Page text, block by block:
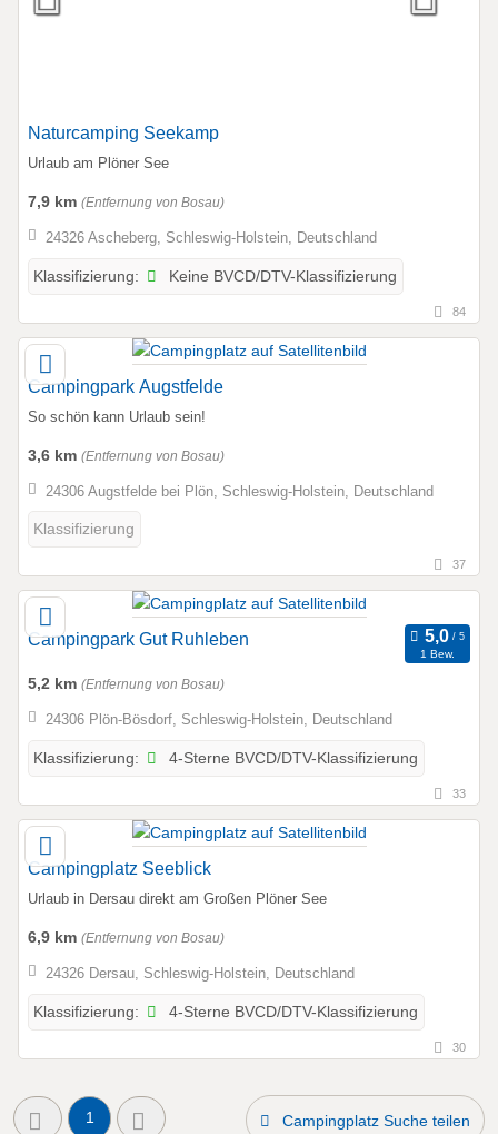
Naturcamping Seekamp
Urlaub am Plöner See
7,9 km (Entfernung von Bosau)
24326 Ascheberg, Schleswig-Holstein, Deutschland
Klassifizierung: Keine BVCD/DTV-Klassifizierung
84
Campingpark Augstfelde
So schön kann Urlaub sein!
3,6 km (Entfernung von Bosau)
24306 Augstfelde bei Plön, Schleswig-Holstein, Deutschland
Klassifizierung
37
Campingpark Gut Ruhleben
1 Bew.
5,2 km (Entfernung von Bosau)
24306 Plön-Bösdorf, Schleswig-Holstein, Deutschland
Klassifizierung: 4-Sterne BVCD/DTV-Klassifizierung
33
Campingplatz Seeblick
Urlaub in Dersau direkt am Großen Plöner See
6,9 km (Entfernung von Bosau)
24326 Dersau, Schleswig-Holstein, Deutschland
Klassifizierung: 4-Sterne BVCD/DTV-Klassifizierung
30
1 Campingplatz Suche teilen